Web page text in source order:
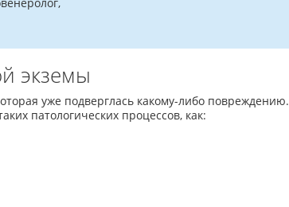
экземы
уже подверглась какому-либо повреждению.
патологических процессов, как: